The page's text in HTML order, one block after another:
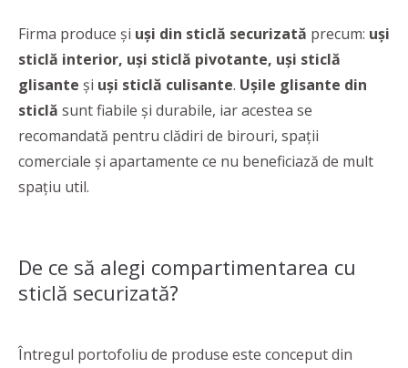
Firma produce și uși din sticlă securizată precum: uși
sticlă interior, uși sticlă pivotante, uși sticlă
glisante și uși sticlă culisante. Ușile glisante din
sticlă sunt fiabile și durabile, iar acestea se
recomandată pentru clădiri de birouri, spații
comerciale și apartamente ce nu beneficiază de mult
spațiu util.
De ce să alegi compartimentarea cu
sticlă securizată?
Întregul portofoliu de produse este conceput din